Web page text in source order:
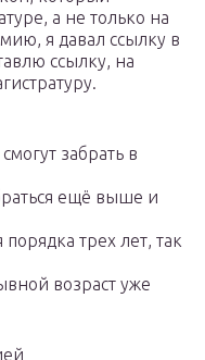
а не только на
я давал ссылку в
ссылку, на
забрать в
ещё выше и
трех лет, так
возраст уже